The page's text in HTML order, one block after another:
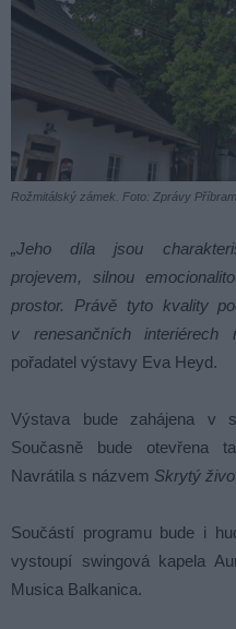
Rožmitálský zámek. Foto: Zprávy Příbram
„Jeho díla jsou
projevem, silnou
prostor. Právě tyto kvality
v renesančních interiérech
pořadatel výstavy Eva Heyd.
Výstava bude zahájena v
Současně bude otevřena
Navrátila s názvem Skrytý
Součástí programu bude i
vystoupí swingová kapela
Musica Balkanica.